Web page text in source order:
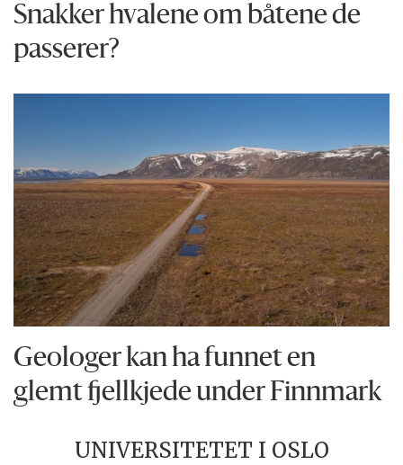
Snakker hvalene om båtene de
passerer?
Geologer kan ha funnet en
glemt fjellkjede under Finnmark
UNIVERSITETET I OSLO